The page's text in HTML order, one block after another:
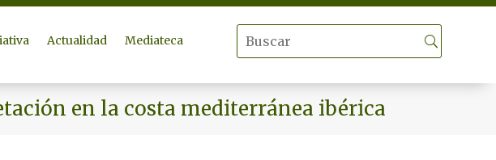
Actualidad Mediateca
en la costa mediterránea ibérica